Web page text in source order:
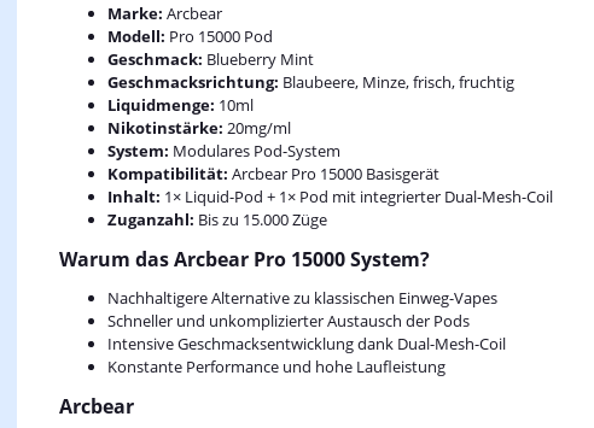
Marke: Arcbear
Modell: Pro 15000 Pod
Geschmack: Blueberry Mint
Geschmacksrichtung: Blaubeere, Minze, frisch, fruchtig
Liquidmenge: 10ml
Nikotinstärke: 20mg/ml
System: Modulares Pod-System
Kompatibilität: Arcbear Pro 15000 Basisgerät
Inhalt: 1× Liquid-Pod + 1× Pod mit integrierter Dual-Mesh-Coil
Zuganzahl: Bis zu 15.000 Züge
Warum das Arcbear Pro 15000 System?
Nachhaltigere Alternative zu klassischen Einweg-Vapes
Schneller und unkomplizierter Austausch der Pods
Intensive Geschmacksentwicklung dank Dual-Mesh-Coil
Konstante Performance und hohe Laufleistung
Arcbear